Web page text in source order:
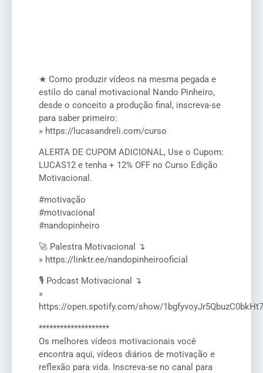
★ Como produzir vídeos na mesma pegada e
estilo do canal motivacional Nando Pinheiro,
desde o conceito a produção final, inscreva-se
para saber primeiro:
» https://lucasandreli.com/curso
ALERTA DE CUPOM ADICIONAL, Use o Cupom:
LUCAS12 e tenha + 12% OFF no Curso Edição
Motivacional.
#motivação
#motivacional
#nandopinheiro
🚀 Palestra Motivacional ↴
» https://linktr.ee/nandopinheirooficial
🎙️ Podcast Motivacional ↴
»
https://open.spotify.com/show/1bgfyvoyJr5QbuzC0bkHt7
********************
Os melhores vídeos motivacionais você
encontra aqui, vídeos diários de motivação e
reflexão para vida. Inscreva-se no canal para